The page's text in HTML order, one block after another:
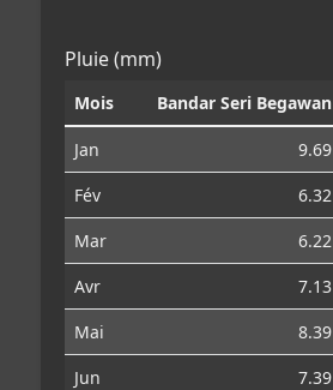
Pluie (mm)
Mois Bandar Seri Begawan
Jan 9.69
Fév
6.32
Mar
6.22
Avr
7.13
Mai
8.39
Jun
7.39